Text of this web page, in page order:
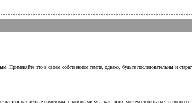
это в своем собственном темпе, однако, будьте последовательны и
различные симптомы, с которыми мы, как люди, можем столкнуться в